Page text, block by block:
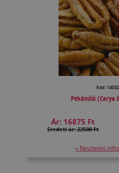
Kód: 14032
Pekándió (Carya
Ár: 16875 Ft
Eredeti ár: 22500 Ft
» Részletes